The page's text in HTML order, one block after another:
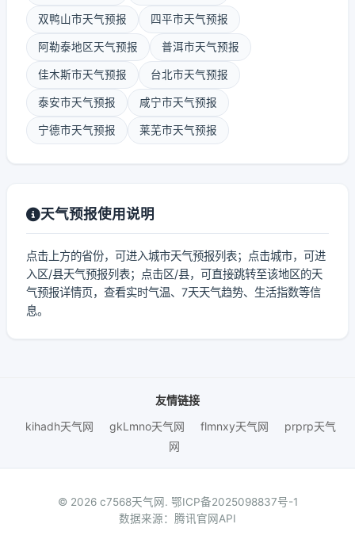
双鸭山市天气预报 四平市天气预报
阿勒泰地区天气预报 普洱市天气预报
佳木斯市天气预报 台北市天气预报
泰安市天气预报 咸宁市天气预报
宁德市天气预报 莱芜市天气预报
天气预报使用说明
点击上方的省份，可进入城市天气预报列表；点击城市，可进
入区/县天气预报列表；点击区/县，可直接跳转至该地区的天
气预报详情页，查看实时气温、7天天气趋势、生活指数等信
息。
友情链接
kihadh天气网
gkLmno天气网 flmnxy天气网
prprp天气
网
© 2026 c7568天气网. 鄂ICP备2025098837号-1
数据来源：腾讯官网API